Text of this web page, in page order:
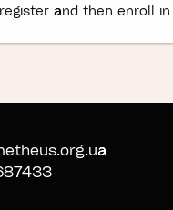
register and then enroll